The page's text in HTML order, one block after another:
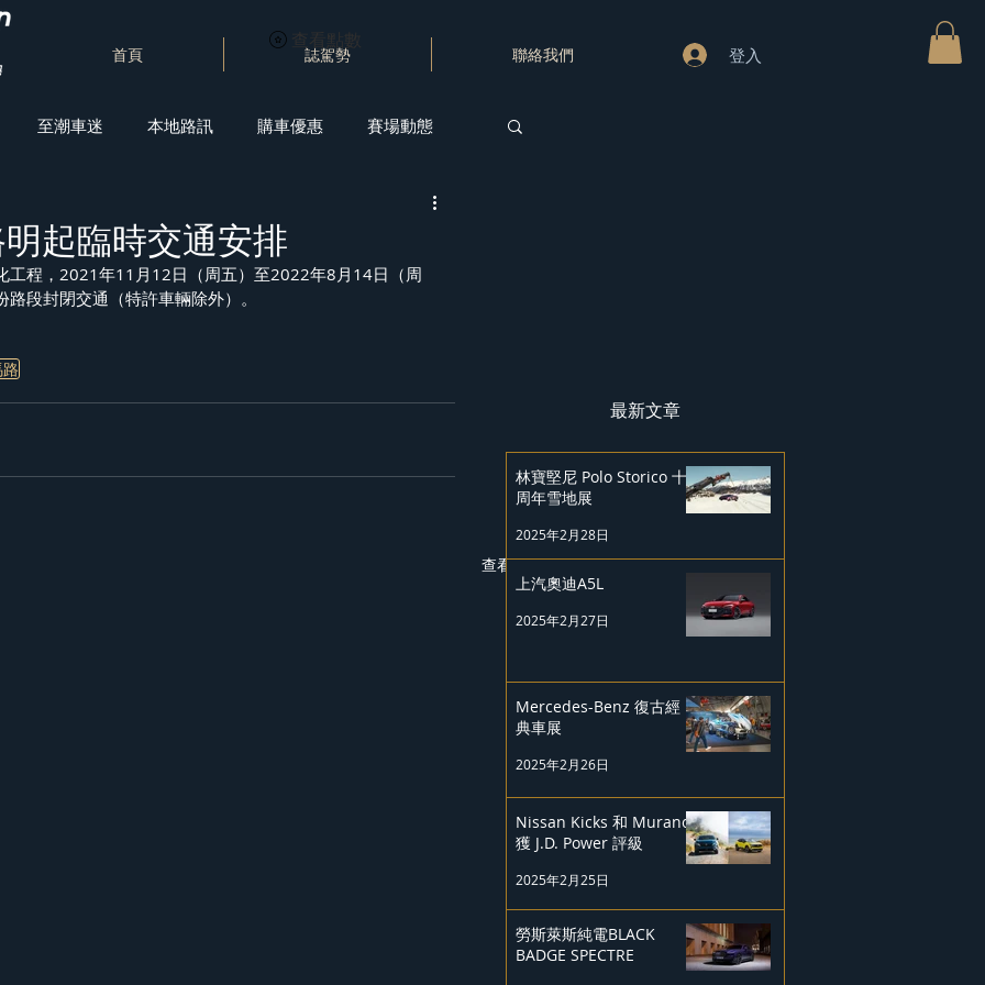
首頁 誌駕勢 聯絡我們 登入
查看點數
至潮車迷 本地路訊 購車優惠 賽場動態
起臨時交通安排
工程，2021年11月12日（周五）至2022年8月14日（周
段封閉交通（特許車輛除外）。
查看全部
最新文章
林寶堅尼 Polo Storico 十
周年雪地展
2025年2月28日
上汽奧迪A5L
2025年2月27日
Mercedes-Benz 復古經
典車展
2025年2月26日
Nissan Kicks 和 Murano
獲 J.D. Power 評級
2025年2月25日
勞斯萊斯純電BLACK
BADGE SPECTRE